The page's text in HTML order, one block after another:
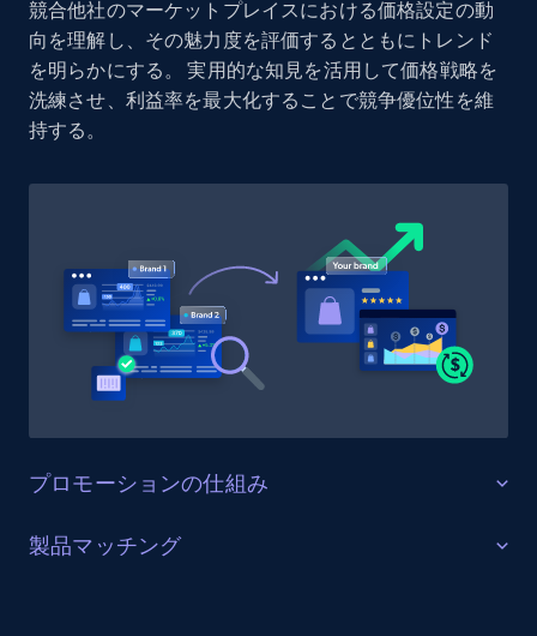
Reviews count shop, Reviews count item, Initial
price, and more.
1.9K+ 323+ 今すぐ始める
specified keywords
URL, Product id, Listing inventory id, Title, Rating,
Reviews count shop, Reviews count item, Initial
price, and more.
Etsy - Collects data from shop's URL
競合他社のマーケットプレイスにおける価格設定の動
向を理解し、その魅力度を評価するとともにトレンド
を明らかにする。 実用的な知見を活用して価格戦略を
洗練させ、利益率を最大化することで競争優位性を維
持する。
プロモーションの仕組み
販売を最適化する
製品マッチング